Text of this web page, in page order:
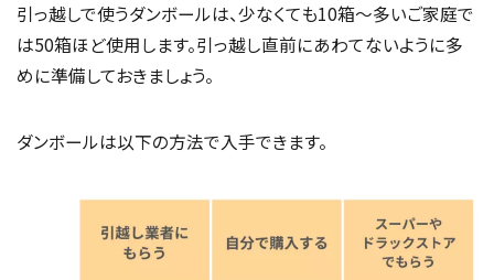
引っ越しで使うダンボールは、少なくても10箱〜多いご家庭で
は50箱ほど使用します。引っ越し直前にあわてないように多
めに準備しておきましょう。
ダンボールは以下の方法で入手できます。